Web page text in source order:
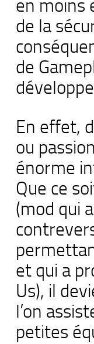
de la
de
En effet,
ou
énorme
Que ce
(mod qui
et qui a
Us), il
l’on
petites